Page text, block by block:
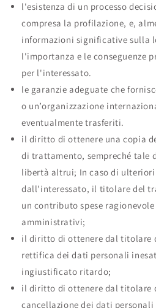
l'esistenza di un processo
compresa la profilazione, e,
informazioni significative sulla
l'importanza e le conseguenze
per l'interessato.
le garanzie adeguate che
o un’organizzazione
eventualmente trasferiti.
il diritto di ottenere una copia
di trattamento, sempreché
libertà altrui; In caso di
dall'interessato, il titolare del
un contributo spese
amministrativi;
il diritto di ottenere dal titolare
rettifica dei dati personali
ingiustificato ritardo;
il diritto di ottenere dal titolare
cancellazione dei dati personali